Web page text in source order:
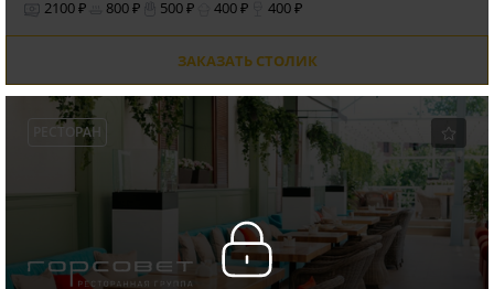
2100 ₽ 800 ₽ 500 ₽ 400 ₽ 400 ₽
ЗАКАЗАТЬ СТОЛИК
РЕСТОРАН